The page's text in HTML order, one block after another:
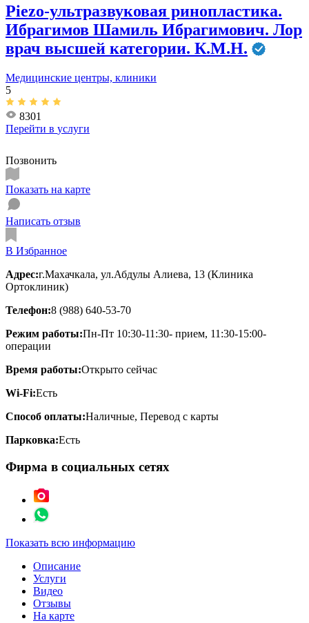
Piezo-ультразвуковая ринопластика.
Ибрагимов Шамиль Ибрагимович. Лор
врач высшей категории. К.М.Н.
Медицинские центры, клиники
5
8301
Перейти в услуги
Позвонить
Показать на карте
Написать отзыв
В Избранное
Адрес:г.Махачкала, ул.Абдулы Алиева, 13 (Клиника
Ортоклиник)
Телефон:8 (988) 640-53-70
Режим работы:Пн-Пт 10:30-11:30- прием, 11:30-15:00-
операции
Время работы:Открыто сейчас
Wi-Fi:Есть
Способ оплаты:Наличные, Перевод с карты
Парковка:Есть
Фирма в социальных сетях
Показать всю информацию
Описание
Услуги
Видео
Отзывы
На карте